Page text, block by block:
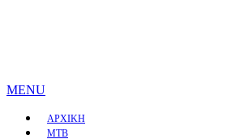
MENU
ΑΡΧΙΚΗ
MTB